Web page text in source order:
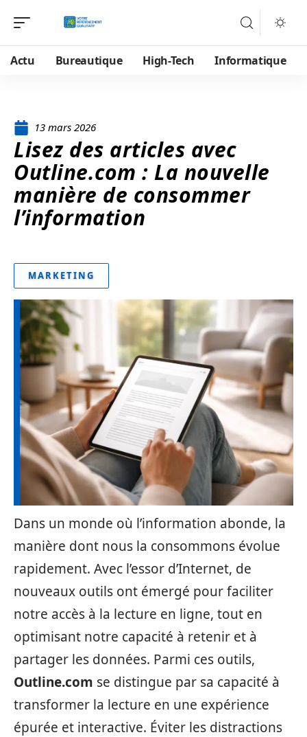
Actu Bureautique High-Tech Informatique
13 mars 2026
Lisez des articles avec
Outline.com : La nouvelle
manière de consommer
l’information
MARKETING
Dans un monde où l’information abonde, la
manière dont nous la consommons évolue
rapidement. Avec l’essor d’Internet, de
nouveaux outils ont émergé pour faciliter
notre accès à la lecture en ligne, tout en
optimisant notre capacité à retenir et à
partager les données. Parmi ces outils,
Outline.com se distingue par sa capacité à
transformer la lecture en une expérience
épurée et interactive. Éviter les distractions